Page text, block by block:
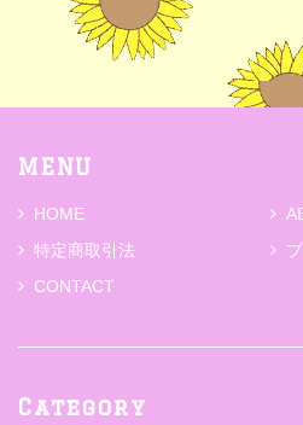
MENU
HOME
特定商取引法
CONTACT
Category